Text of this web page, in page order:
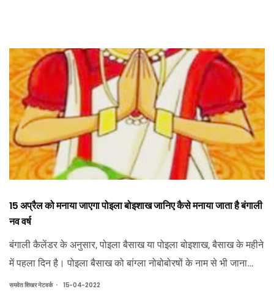
15 अप्रैल को मनाया जाएगा पोइला बोइशाख जानिए कैसे मनाया जाता है बंगाली
नव वर्ष
बंगाली कैलेंडर के अनुसार, पोइला बैसाख या पोइला बोइशाख, बैसाख के महीने
में पहला दिन है। पोइला बैसाख को बांग्ला नोबोबोरषों के नाम से भी जाना
जाता है।
समवेत शिखर नेटवर्क . 15-04-2022